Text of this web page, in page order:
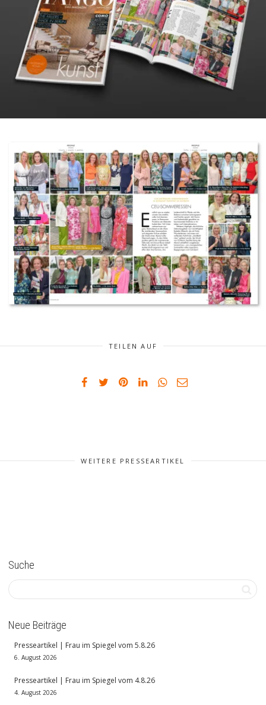
TEILEN AUF
WEITERE PRESSEARTIKEL
Suche
Neue Beiträge
Presseartikel | Frau im Spiegel vom 5.8.26
6. August 2026
Presseartikel | Frau im Spiegel vom 4.8.26
4. August 2026